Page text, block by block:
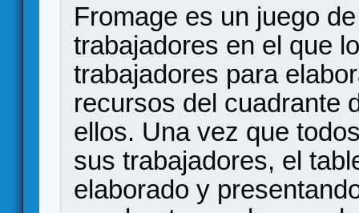
Fromage es un juego
trabajadores en el que
trabajadores para
recursos del cuadrante
ellos. Una vez que
sus trabajadores, el
elaborado y